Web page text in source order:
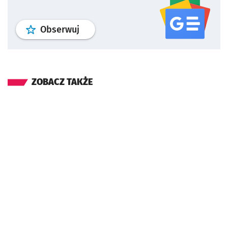
Obserwuj profil serwisu
ZOBACZ TAKŻE